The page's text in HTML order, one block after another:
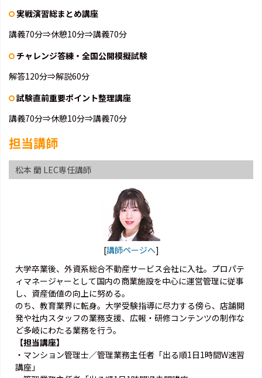
実戦演習総まとめ講座
講義70分⇒休憩10分⇒講義70分
チャレンジ答練・全国公開模擬試験
解答120分⇒解説60分
試験直前重要ポイント整理講座
講義70分⇒休憩10分⇒講義70分
担当講師
松本 蘭 LEC専任講師
[講師ページへ]
大学卒業後、外資系総合不動産サービス会社に入社。プロパテ
ィマネージャーとして国内の商業施設を中心に運営管理に従事
し、資産価値の向上に努める。
のち、教育業界に転身。大学受験指導に尽力する傍ら、店舗開
発や社内スタッフの業務支援、広報・研修コンテンツの制作な
ど多岐にわたる業務を行う。
【担当講座】
・マンション管理士／管理業務主任者「出る順1日1時間W速習
講座」